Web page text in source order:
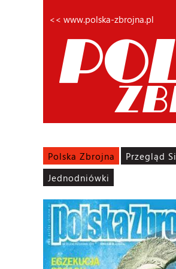
<< www.polska-zbrojna.pl
Polska Zbrojna Przegląd
Jednodniówki